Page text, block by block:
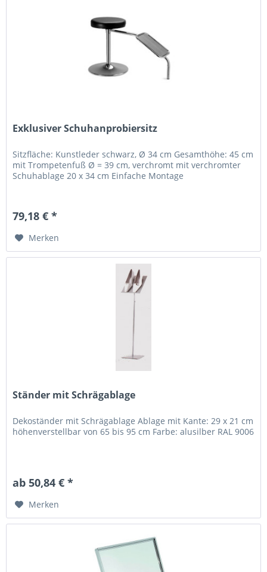
Exklusiver Schuhanprobiersitz
Sitzfläche: Kunstleder schwarz, Ø 34 cm Gesamthöhe: 45 cm
mit Trompetenfuß Ø = 39 cm, verchromt mit verchromter
Schuhablage 20 x 34 cm Einfache Montage
79,18 € *
Merken
Ständer mit Schrägablage
Dekoständer mit Schrägablage Ablage mit Kante: 29 x 21 cm
höhenverstellbar von 65 bis 95 cm Farbe: alusilber RAL 9006
ab 50,84 € *
Merken